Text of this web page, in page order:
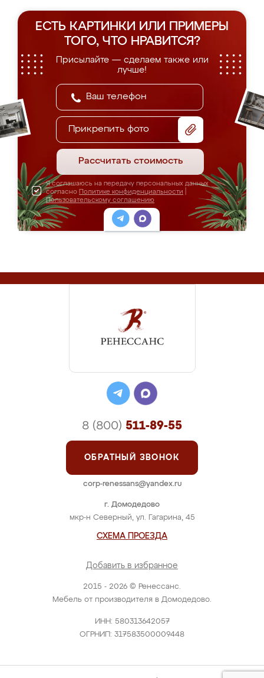
ЕСТЬ КАРТИНКИ ИЛИ ПРИМЕРЫ
ТОГО, ЧТО НРАВИТСЯ?
Присылайте — сделаем также или
лучше!
Прикрепить фото
Рассчитать стоимость
Я соглашаюсь на передачу персональных данных
согласно Политике конфиденциальности
Пользовательскому соглашению
2015 - 2026 © Ренессанс.
Мебель от производителя в Домодедово.
ИНН: 580313642057
ОГРНИП: 317583500009448
г. Домодедово
мкр-н Северный, ул. Гагарина, 45
СХЕМА ПРОЕЗДА
Добавить в избранное
8 (800) 511-89-55
ОБРАТНЫЙ ЗВОНОК
corp-renessans@yandex.ru